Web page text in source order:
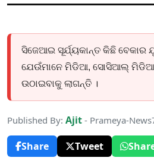
ସିଜେଆଇ ସୂର୍ଯ୍ୟକାନ୍ତ କିଛି
ଯେଉଁମାନେ ମିଡିଆ, ସୋସିଆଲ୍ ମିଡିଆ
ଉଠାଇବାକୁ ଲାଗନ୍ତି ।
Published By: Ajit - Prameya-
Share
Tweet